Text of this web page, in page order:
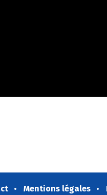
Mentions légales